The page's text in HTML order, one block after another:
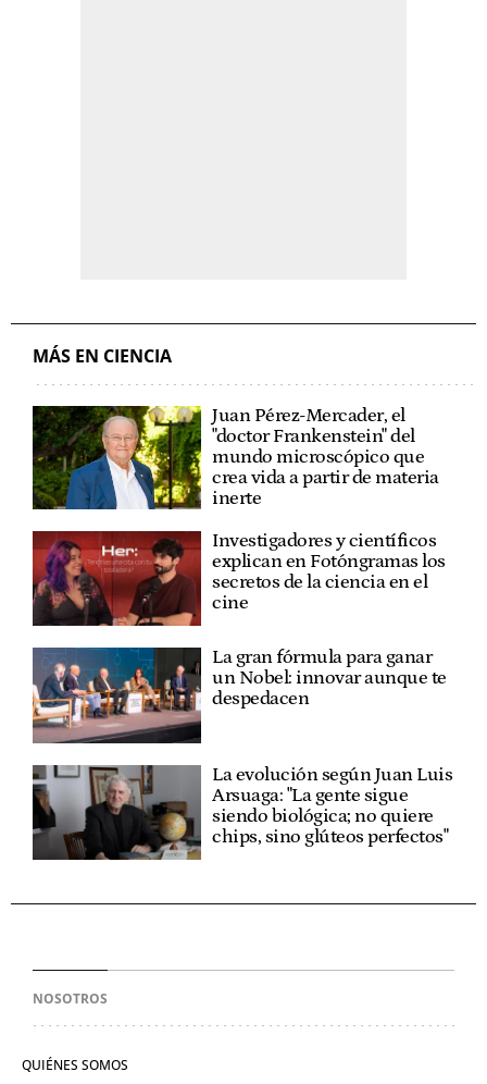
MÁS EN CIENCIA
Juan Pérez-Mercader, el
"doctor Frankenstein" del
mundo microscópico que
crea vida a partir de materia
inerte
Investigadores y científicos
explican en Fotóngramas los
secretos de la ciencia en el
cine
La gran fórmula para ganar
un Nobel: innovar aunque te
despedacen
La evolución según Juan Luis
Arsuaga: "La gente sigue
siendo biológica; no quiere
chips, sino glúteos perfectos"
NOSOTROS
QUIÉNES SOMOS